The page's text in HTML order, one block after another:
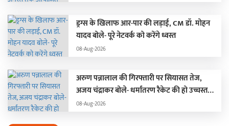
ड्रग्स के खिलाफ आर-पार की लड़ाई, CM डॉ. मोहन
यादव बोले- पूरे नेटवर्क को करेंगे ध्वस्त
08-Aug-2026
अरुण पन्नालाल की गिरफ्तारी पर सियासत तेज,
अजय चंद्राकर बोले- धर्मांतरण रैकेट की हो उच्चस्तरीय
जांच
08-Aug-2026